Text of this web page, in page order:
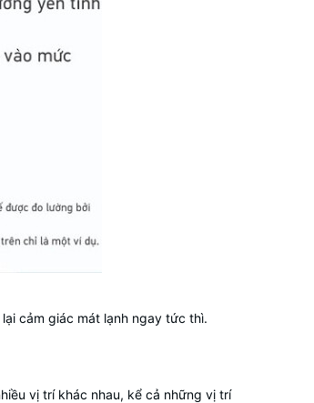
cảm giác mát lạnh ngay tức thì.
vị trí khác nhau, kể cả những vị trí